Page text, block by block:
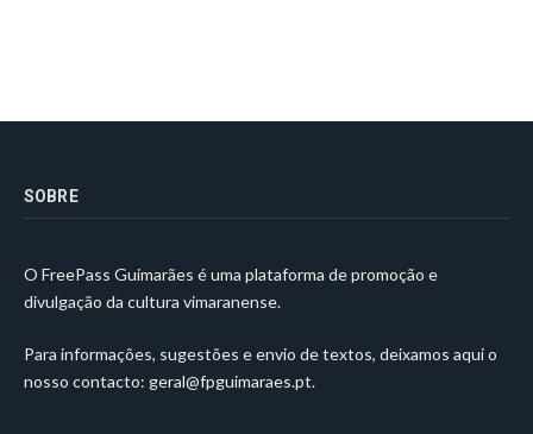
SOBRE
O FreePass Guimarães é uma plataforma de promoção e
divulgação da cultura vimaranense.
Para informações, sugestões e envio de textos, deixamos aqui o
nosso contacto: geral@fpguimaraes.pt.